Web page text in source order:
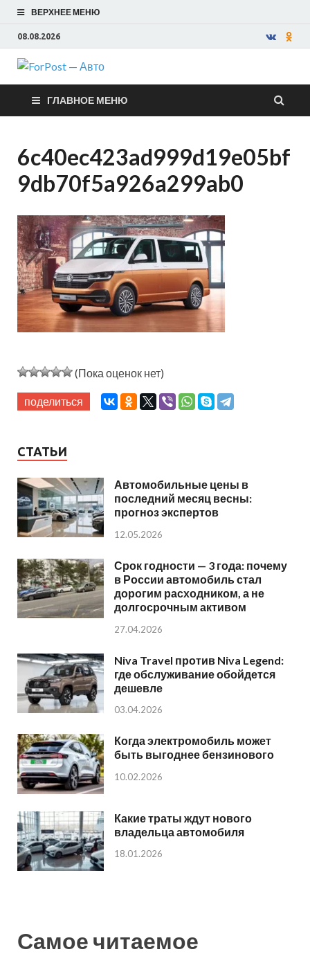
ВЕРХНЕЕ МЕНЮ
08.08.2026
ForPost —
Авто
ГЛАВНОЕ МЕНЮ
6c40ec423ad999d19e05bf
9db70f5a926a299ab0
(Пока оценок нет)
поделиться
СТАТЬИ
Автомобильные цены в
последний месяц весны:
прогноз экспертов
12.05.2026
Срок годности — 3 года: почему
в России автомобиль стал
дорогим расходником, а не
долгосрочным активом
27.04.2026
Niva Travel против Niva Legend:
где обслуживание обойдется
дешевле
03.04.2026
Когда электромобиль может
быть выгоднее бензинового
10.02.2026
Какие траты ждут нового
владельца автомобиля
18.01.2026
Самое читаемое